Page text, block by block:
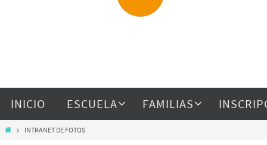
INICIO ESCUELA FAMILIAS
INTRANET DE FOTOS